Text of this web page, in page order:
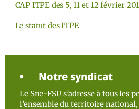
CAP ITPE des 5, 11 et 12 février
Le statut des ITPE
Notre syndicat
Le Sne-FSU s’adresse à tous les
l’ensemble du territoire national,